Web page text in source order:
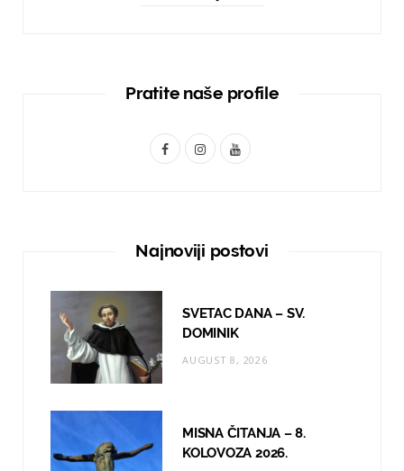
Pratite naše profile
F
I
t
r
a
Y
T
Najnoviji postovi
SVETAC DANA – SV.
DOMINIK
AUGUST 8, 2026
MISNA ČITANJA – 8.
KOLOVOZA 2026.